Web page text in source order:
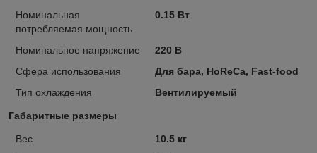
Номинальная
потребляемая мощность
0.15 Вт
Номинальное напряжение
220 В
Сфера использования
Для бара, HoReCa, Fast-food
Тип охлаждения
Вентилируемый
Габаритные размеры
Вес
10.5 кг